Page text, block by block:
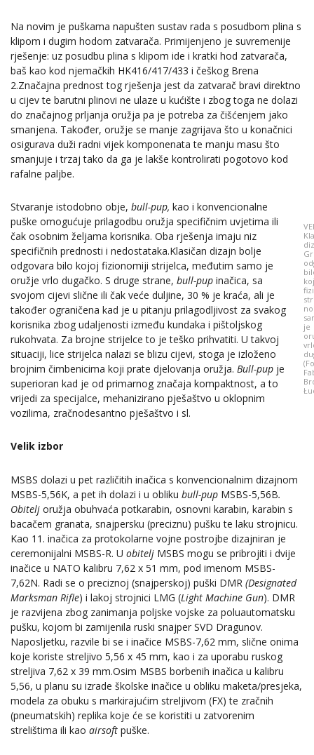
Na novim je puškama napušten sustav rada s posudbom plina s
klipom i dugim hodom zatvarača. Primijenjeno je suvremenije
rješenje: uz posudbu plina s klipom ide i kratki hod zatvarača,
baš kao kod njemačkih HK416/417/433 i češkog Brena
2.Značajna prednost tog rješenja jest da zatvarač bravi direktno
u cijev te barutni plinovi ne ulaze u kućište i zbog toga ne dolazi
do značajnog prljanja oružja pa je potreba za čišćenjem jako
smanjena. Također, oružje se manje zagrijava što u konačnici
osigurava duži radni vijek komponenata te manju masu što
smanjuje i trzaj tako da ga je lakše kontrolirati pogotovo kod
rafalne paljbe.
no
je
Stvaranje istodobno obje, bull-pup, kao i konvencionalne
puške omogućuje prilagodbu oružja specifičnim uvjetima ili
čak osobnim željama korisnika. Oba rješenja imaju niz
specifičnih prednosti i nedostataka.Klasičan dizajn bolje
odgovara bilo kojoj fizionomiji strijelca, međutim samo je
oružje vrlo dugačko. S druge strane, bull-pup inačica, sa
svojom cijevi slične ili čak veće duljine, 30 % je kraća, ali je
također ograničena kad je u pitanju prilagodljivost za svakog
korisnika zbog udaljenosti između kundaka i pištoljskog
rukohvata. Za brojne strijelce to je teško prihvatiti. U takvoj
situaciji, lice strijelca nalazi se blizu cijevi, stoga je izloženo
brojnim čimbenicima koji prate djelovanja oružja. Bull-pup je
superioran kad je od primarnog značaja kompaktnost, a to
vrijedi za specijalce, mehanizirano pješaštvo u oklopnim
vozilima, zračnodesantno pješaštvo i sl.
Velik izbor
MSBS dolazi u pet različitih inačica s konvencionalnim dizajnom
MSBS-5,56K, a pet ih dolazi i u obliku bull-pup MSBS-5,56B.
Obitelj oružja obuhvaća potkarabin, osnovni karabin, karabin s
bacačem granata, snajpersku (preciznu) pušku te laku strojnicu.
Kao 11. inačica za protokolarne vojne postrojbe dizajniran je
ceremonijalni MSBS-R. U obitelj MSBS mogu se pribrojiti i dvije
inačice u NATO kalibru 7,62 x 51 mm, pod imenom MSBS-
7,62N. Radi se o preciznoj (snajperskoj) puški DMR (Designated
Marksman Rifle) i lakoj strojnici LMG (Light Machine Gun). DMR
je razvijena zbog zanimanja poljske vojske za poluautomatsku
pušku, kojom bi zamijenila ruski snajper SVD Dragunov.
Naposljetku, razvile bi se i inačice MSBS-7,62 mm, slične onima
koje koriste streljivo 5,56 x 45 mm, kao i za uporabu ruskog
streljiva 7,62 x 39 mm.Osim MSBS borbenih inačica u kalibru
5,56, u planu su izrade školske inačice u obliku maketa/presjeka,
modela za obuku s markirajućim streljivom (FX) te zračnih
(pneumatskih) replika koje će se koristiti u zatvorenim
strelištima ili kao airsoft puške.